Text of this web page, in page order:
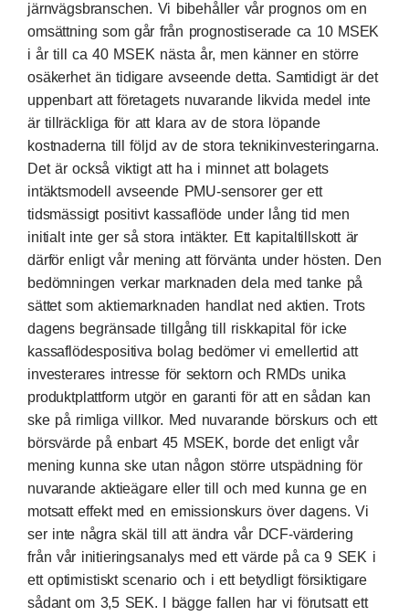
järnvägsbranschen. Vi bibehåller vår prognos om en
omsättning som går från prognostiserade ca 10 MSEK
i år till ca 40 MSEK nästa år, men känner en större
osäkerhet än tidigare avseende detta. Samtidigt är det
uppenbart att företagets nuvarande likvida medel inte
är tillräckliga för att klara av de stora löpande
kostnaderna till följd av de stora teknikinvesteringarna.
Det är också viktigt att ha i minnet att bolagets
intäktsmodell avseende PMU-sensorer ger ett
tidsmässigt positivt kassaflöde under lång tid men
initialt inte ger så stora intäkter. Ett kapitaltillskott är
därför enligt vår mening att förvänta under hösten. Den
bedömningen verkar marknaden dela med tanke på
sättet som aktiemarknaden handlat ned aktien. Trots
dagens begränsade tillgång till riskkapital för icke
kassaflödespositiva bolag bedömer vi emellertid att
investerares intresse för sektorn och RMDs unika
produktplattform utgör en garanti för att en sådan kan
ske på rimliga villkor. Med nuvarande börskurs och ett
börsvärde på enbart 45 MSEK, borde det enligt vår
mening kunna ske utan någon större utspädning för
nuvarande aktieägare eller till och med kunna ge en
motsatt effekt med en emissionskurs över dagens. Vi
ser inte några skäl till att ändra vår DCF-värdering
från vår initieringsanalys med ett värde på ca 9 SEK i
ett optimistiskt scenario och i ett betydligt försiktigare
sådant om 3,5 SEK. I bägge fallen har vi förutsatt ett